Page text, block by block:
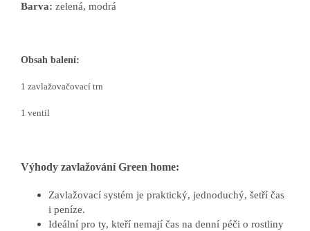
Barva: zelená, modrá
Obsah balení:
1 zavlažovačovací trn
1 ventil
Výhody zavlažování Green home:
Zavlažovací systém je praktický, jednoduchý, šetří čas
i peníze.
Ideální pro ty, kteří nemají čas na denní péči o rostliny